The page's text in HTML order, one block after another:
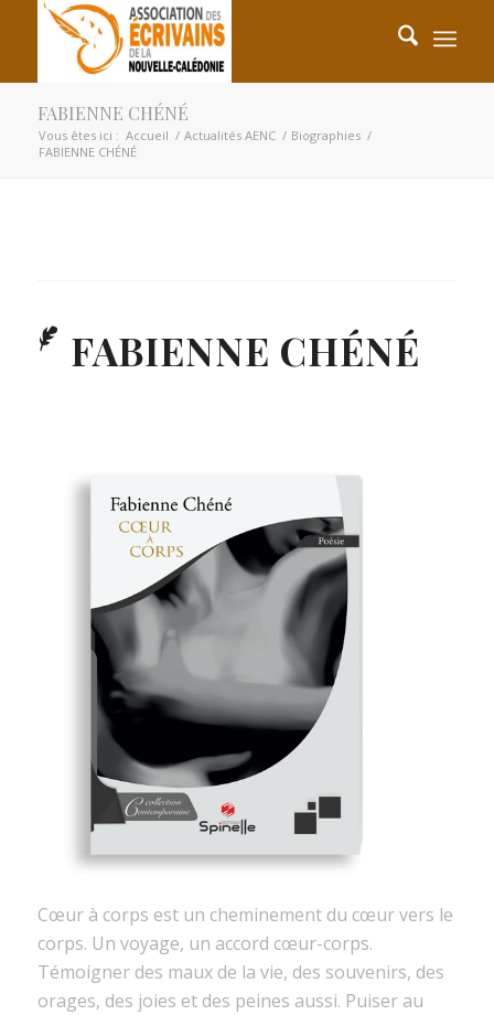
FABIENNE CHÉNÉ
Vous êtes ici : Accueil / Actualités AENC / Biographies /
FABIENNE CHÉNÉ
FABIENNE CHÉNÉ
Cœur à corps est un cheminement du cœur vers le
corps. Un voyage, un accord cœur-corps.
Témoigner des maux de la vie, des souvenirs, des
orages, des joies et des peines aussi. Puiser au